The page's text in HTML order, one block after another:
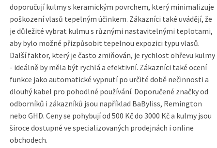
doporučují kulmy s keramickým povrchem, který minimalizuje
poškození vlasů tepelným účinkem. Zákazníci také uvádějí, že
je důležité vybrat kulmu s různými nastavitelnými teplotami,
aby bylo možné přizpůsobit tepelnou expozici typu vlasů.
Další faktor, který je často zmiňován, je rychlost ohřevu kulmy
- ideálně by měla být rychlá a efektivní. Zákazníci také ocení
funkce jako automatické vypnutí po určité době nečinnosti a
dlouhý kabel pro pohodlné používání. Doporučené značky od
odborníků i zákazníků jsou například BaByliss, Remington
nebo GHD. Ceny se pohybují od 500 Kč do 3000 Kč a kulmy jsou
široce dostupné ve specializovaných prodejnách i online
obchodech.